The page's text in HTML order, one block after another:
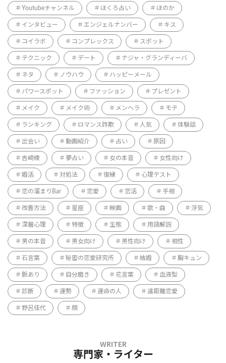
Youtubeチャンネル ほくろ占い ほのか
インタビュー エンジェルナンバー キス
コイラボ コンプレックス スポット
テクニック デート ナジャ・グランディーバ
ネタ ノウハウ ハッピーメール
パワースポット ファッション プレゼント
メイク メイク術 メンヘラ モテ
ランキング ロマンス詐欺 人気 体験談
出会い 動画紹介 占い 原因
吉崎綾 夢占い 女の本音 女性向け
婚活 対処法 復縁 心理テスト
恋の溜まりBar 恋愛 恋活 手相
改善方法 星座 映画 歌・曲 浮気
深層心理 特徴 生態 用語解説
男の本音 男女向け 男性向け 相性
石言葉 秘密の恋愛研究所 結婚 胸キュン
脈あり 自分磨き 花言葉 血液型
診断 運勢 運命の人 遠距離恋愛
野呂佳代 顔
専門家・ライター